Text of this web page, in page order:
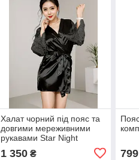
Халат чорний під пояс та
довгими мереживними
рукавами Star Night
стрінги в комплекті, XS/S
1 350₴ 799